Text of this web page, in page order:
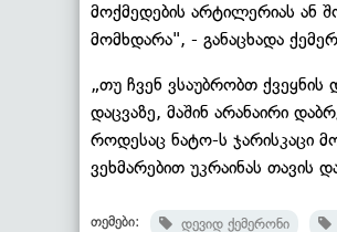
მოქმედების არტილერიას ან
მომხდარა", - განაცხადა
„თუ ჩვენ ვსაუბრობთ
დაცვაზე, მაშინ არანაირი
როდესაც ნატო-ს ჯარისკაცი
ვეხმარებით უკრაინას თავის
თემები: დევიდ ქემერონი